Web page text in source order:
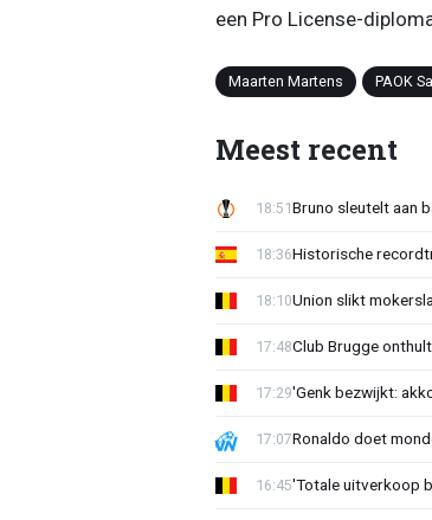
een Pro License-
Maarten Martens PAOK
Meest recent
Bruno sleutelt aan
18:51
Historische
18:36
Union slikt
18:10
Club Brugge
17:48
'Genk bezwijkt:
17:29
Ronaldo doet
17:07
'Totale uitverkoop
16:45